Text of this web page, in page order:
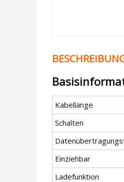
Kabellänge
Schalten
Einziehbar
Ladefunktion